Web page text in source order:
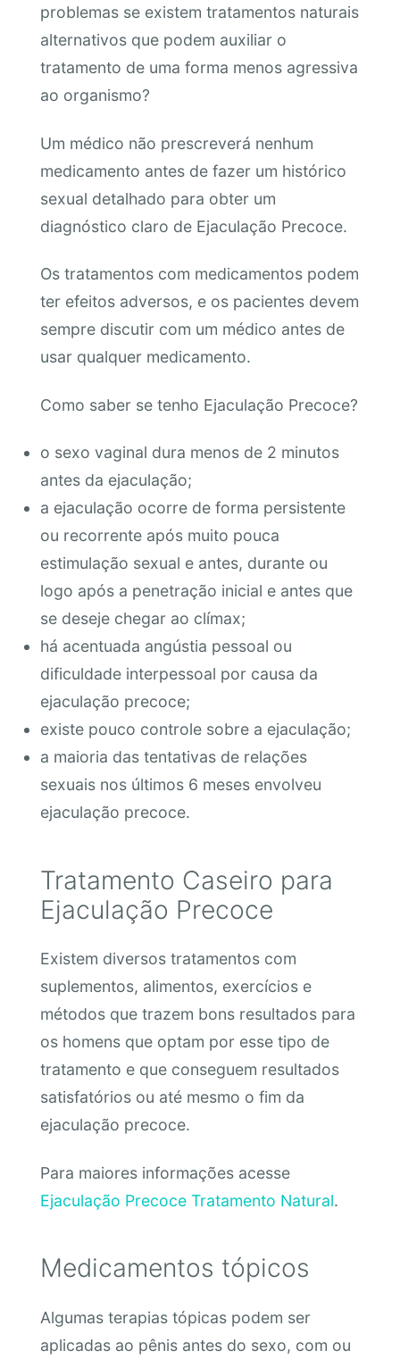
problemas se existem tratamentos naturais
alternativos que podem auxiliar o
tratamento de uma forma menos agressiva
ao organismo?
Um médico não prescreverá nenhum
medicamento antes de fazer um histórico
sexual detalhado para obter um
diagnóstico claro de Ejaculação Precoce.
Os tratamentos com medicamentos podem
ter efeitos adversos, e os pacientes devem
sempre discutir com um médico antes de
usar qualquer medicamento.
Como saber se tenho Ejaculação Precoce?
o sexo vaginal dura menos de 2 minutos
antes da ejaculação;
a ejaculação ocorre de forma persistente
ou recorrente após muito pouca
estimulação sexual e antes, durante ou
logo após a penetração inicial e antes que
se deseje chegar ao clímax;
há acentuada angústia pessoal ou
dificuldade interpessoal por causa da
ejaculação precoce;
existe pouco controle sobre a ejaculação;
a maioria das tentativas de relações
sexuais nos últimos 6 meses envolveu
ejaculação precoce.
Tratamento Caseiro para
Ejaculação Precoce
Existem diversos tratamentos com
suplementos, alimentos, exercícios e
métodos que trazem bons resultados para
os homens que optam por esse tipo de
tratamento e que conseguem resultados
satisfatórios ou até mesmo o fim da
ejaculação precoce.
Para maiores informações acesse
Ejaculação Precoce Tratamento Natural.
Medicamentos tópicos
Algumas terapias tópicas podem ser
aplicadas ao pênis antes do sexo, com ou